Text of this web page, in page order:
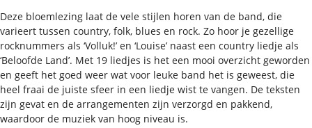
Deze bloemlezing laat de vele stijlen horen van de band, die
varieert tussen country, folk, blues en rock. Zo hoor je gezellige
rocknummers als ‘Volluk!’ en ‘Louise’ naast een country liedje als
‘Beloofde Land’. Met 19 liedjes is het een mooi overzicht geworden
en geeft het goed weer wat voor leuke band het is geweest, die
heel fraai de juiste sfeer in een liedje wist te vangen. De teksten
zijn gevat en de arrangementen zijn verzorgd en pakkend,
waardoor de muziek van hoog niveau is.